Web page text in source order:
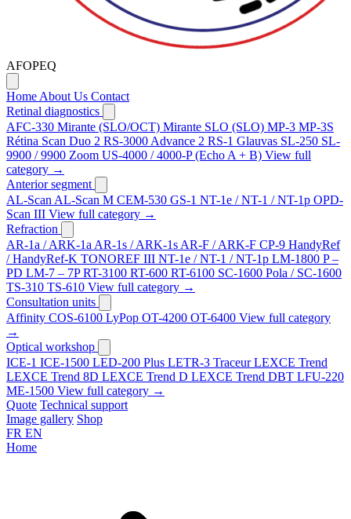
AFOPEQ
Home About Us Contact
Retinal diagnostics
AFC-330 Mirante (SLO/OCT) Mirante SLO (SLO) MP-3 MP-3S
Rétina Scan Duo 2 RS-3000 Advance 2 RS-1 Glauvas SL-250 SL-
9900 / 9900 Zoom US-4000 / 4000-P (Echo A + B) View full
category →
Anterior segment
AL-Scan AL-Scan M CEM-530 GS-1 NT-1e / NT-1 / NT-1p OPD-
Scan III View full category →
Refraction
AR-1a / ARK-1a AR-1s / ARK-1s AR-F / ARK-F CP-9 HandyRef
/ HandyRef-K TONOREF III NT-1e / NT-1 / NT-1p LM-1800 P –
PD LM-7 – 7PRT-3100 RT-600 RT-6100 SC-1600 Pola / SC-1600
TS-310 TS-610 View full category →
Consultation units
Affinity COS-6100 LyPop OT-4200 OT-6400 View full category
→
Optical workshop
ICE-1 ICE-1500 LED-200 Plus LETR-3 Traceur LEXCE Trend
LEXCE Trend 8D LEXCE Trend D LEXCE Trend DBT LFU-220
ME-1500 View full category →
Quote Technical support
Image gallery Shop
FR EN
Home